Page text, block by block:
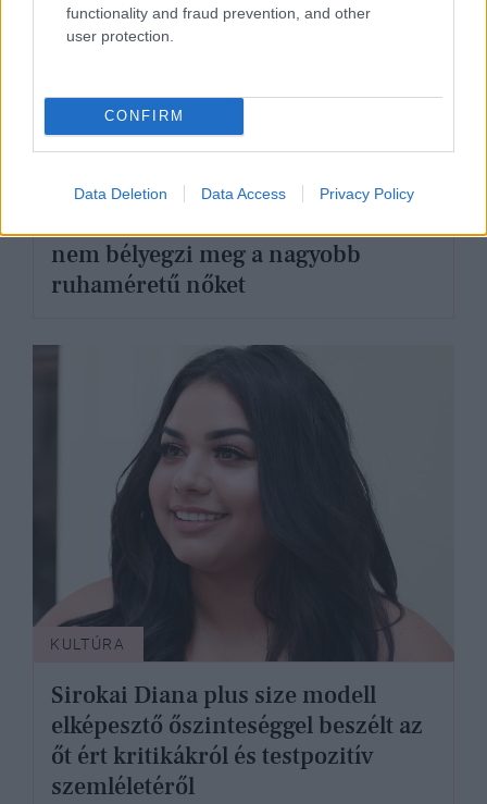
functionality and fraud prevention, and other
user protection.
CONFIRM
Data Deletion Data Access Privacy Policy
nem bélyegzi meg a nagyobb
ruhaméretű nőket
KULTÚRA
Sirokai Diana plus size modell
elképesztő őszinteséggel beszélt az
őt ért kritikákról és testpozitív
szemléletéről